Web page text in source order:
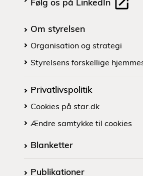
Om styrelsen
Organisation og strategi
Styrelsens forskellige
Privatlivspolitik
Cookies på star.dk
Ændre samtykke til cookies
Blanketter
Publikationer